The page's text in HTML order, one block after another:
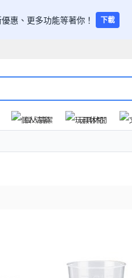
惠、更多功能等著你！ 下載
個人清潔 玩具休閒